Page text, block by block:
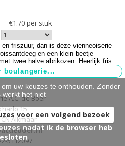
€1.70 per stuk
friszuur, dan is deze vienneoiserie
en een klein beetje
twee halve abrikozen. Heerlijk fris.
A.C. de Boer
15
Alkmaar
5112097
uw keuzes te onthouden. Zonder
werkt het niet
voor een volgend bezoek
nadat ik de browser heb